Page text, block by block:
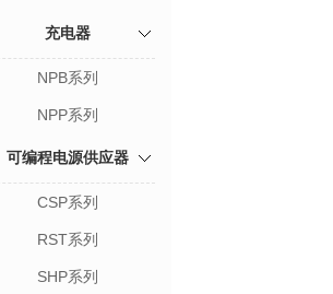
充电器
NPB系列
NPP系列
可编程电源供应器
CSP系列
RST系列
SHP系列